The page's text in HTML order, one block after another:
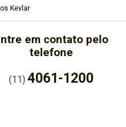
Kevlar
em contato pelo
telefone
(11)4061-1200